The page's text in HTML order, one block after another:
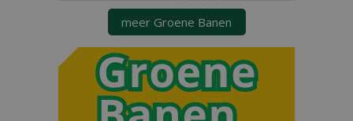
meer Groene Banen